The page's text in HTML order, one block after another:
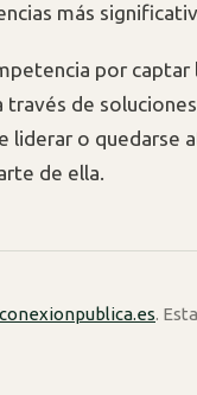
más
por captar
través de
liderar o quedarse
de ella.
conexionpublica.es.